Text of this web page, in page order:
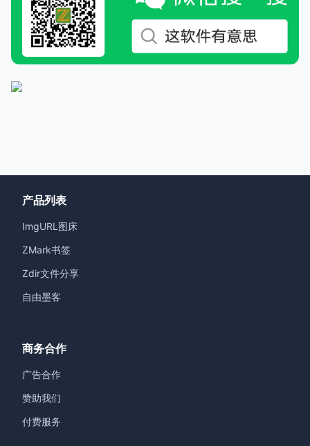
产品列表
ImgURL图床
ZMark书签
Zdir文件分享
自由墨客
商务合作
广告合作
赞助我们
付费服务